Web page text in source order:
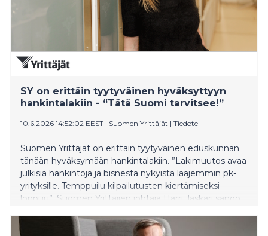
SY on erittäin tyytyväinen hyväksyttyyn
hankintalakiin - “Tätä Suomi tarvitsee!”
10.6.2026 14:52:02 EEST | Suomen Yrittäjät | Tiedote
Suomen Yrittäjät on erittäin tyytyväinen eduskunnan
tänään hyväksymään hankintalakiin. ”Lakimuutos avaa
julkisia hankintoja ja bisnestä nykyistä laajemmin pk-
yrityksille. Temppuilu kilpailutusten kiertämiseksi
loppuu”, Suomen Yrittäjien johtaja Harri Jaskari sanoo.